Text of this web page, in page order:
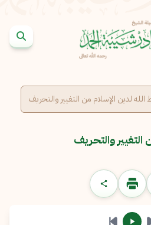
لدين الإسلام من التغيير والتحريف
والتحريف
عن مشكلة